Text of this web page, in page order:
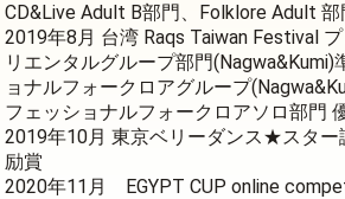
CD&Live Adult B部門、Folklore Adult
2019年8月 台湾 Raqs Taiwan Festival
リエンタルグループ部門
ョナルフォークロアグループ
フェッショナルフォークロアソロ部門
2019年10月 東京ベリーダンス★スター
励賞
2020年11月 EGYPT CUP online